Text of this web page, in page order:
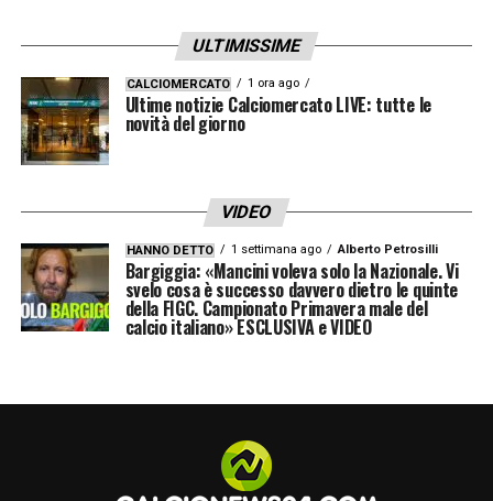
ULTIMISSIME
CALCIOMERCATO 1 ora ago
Ultime notizie Calciomercato LIVE: tutte le
novità del giorno
VIDEO
HANNO DETTO 1 settimana ago Alberto Petrosilli
Bargiggia: «Mancini voleva solo la Nazionale. Vi
svelo cosa è successo davvero dietro le quinte
della FIGC. Campionato Primavera male del
calcio italiano» ESCLUSIVA e VIDEO